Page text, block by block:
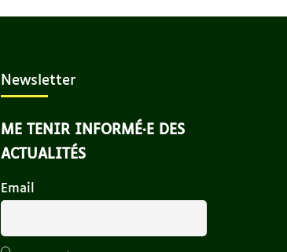
Newsletter
ME TENIR INFORMÉ·E DES
ACTUALITÉS
Email